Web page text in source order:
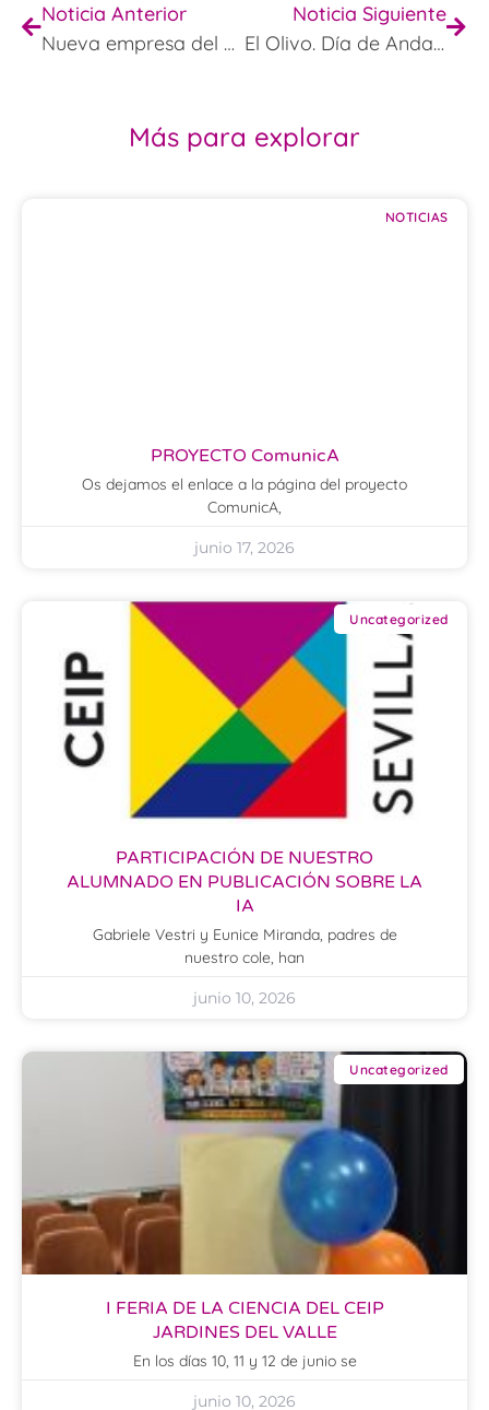
Noticia Anterior
Nueva empresa del comedor
Noticia Siguiente
El Olivo. Día de Andalucía
Más para explorar
NOTICIAS
PROYECTO ComunicA
Os dejamos el enlace a la página del proyecto
ComunicA,
junio 17, 2026
Uncategorized
PARTICIPACIÓN DE NUESTRO
ALUMNADO EN PUBLICACIÓN SOBRE LA
IA
Gabriele Vestri y Eunice Miranda, padres de
nuestro cole, han
junio 10, 2026
Uncategorized
I FERIA DE LA CIENCIA DEL CEIP
JARDINES DEL VALLE
En los días 10, 11 y 12 de junio se
junio 10, 2026